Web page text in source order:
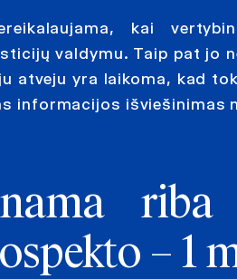
kai
valdymu. Taip pat jo
atveju yra laikoma, kad
informacijos išviešinimas
– 1